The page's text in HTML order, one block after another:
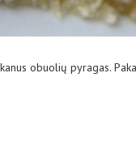
obuolių pyragas.